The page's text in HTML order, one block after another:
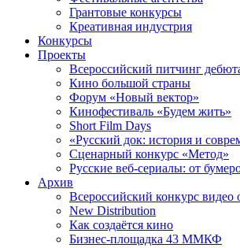
Грантовые конкурсы
Креативная индустрия
Конкурсы
Проекты
Всероссийский питчинг
Кино большой страны
Форум «Новый вектор»
Кинофестиваль «Будем жить»
Short Film Days
«Русский док: история и
Сценарный конкурс «Метод»
Русские веб-сериалы: от
Архив
Всероссийский конкурс
New Distribution
Как создаётся кино
Бизнес-площадка 43 ММКФ